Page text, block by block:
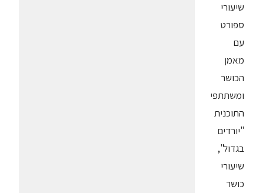
שיעורי
ספורט
עם
מאמן
הכושר
ומשתתפי
התוכנית
"יורדים
בגדול",
שיעורי
כושר